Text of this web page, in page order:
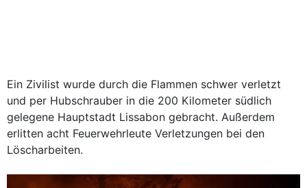
Ein Zivilist wurde durch die Flammen schwer verletzt
und per Hubschrauber in die 200 Kilometer südlich
gelegene Hauptstadt Lissabon gebracht. Außerdem
erlitten acht Feuerwehrleute Verletzungen bei den
Löscharbeiten.